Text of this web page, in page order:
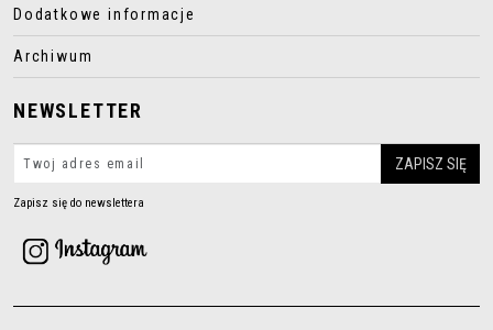
Dodatkowe informacje
Archiwum
NEWSLETTER
Zapisz się do newslettera